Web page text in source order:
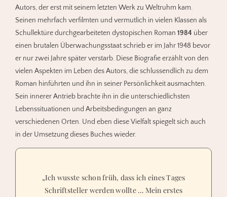
Autors, der erst mit seinem letzten Werk zu Weltruhm kam.
Seinen mehrfach verfilmten und vermutlich in vielen Klassen als
Schullektüre durchgearbeiteten dystopischen Roman 1984 über
einen brutalen Überwachungsstaat schrieb er im Jahr 1948 bevor
er nur zwei Jahre später verstarb. Diese Biografie erzählt von den
vielen Aspekten im Leben des Autors, die schlussendlich zu dem
Roman hinführten und ihn in seiner Persönlichkeit ausmachten.
Sein innerer Antrieb brachte ihn in die unterschiedlichsten
Lebenssituationen und Arbeitsbedingungen an ganz
verschiedenen Orten. Und eben diese Vielfalt spiegelt sich auch
in der Umsetzung dieses Buches wieder.
„Ich wusste schon früh, dass ich eines Tages
Schriftsteller werden wollte … Mein erstes